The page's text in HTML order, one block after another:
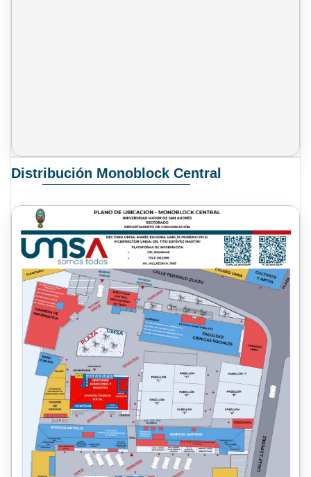
Distribución Monoblock Central